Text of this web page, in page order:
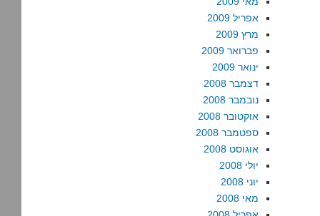
אפריל 2009
מרץ 2009
פברואר 2009
ינואר 2009
דצמבר 2008
נובמבר 2008
אוקטובר 2008
ספטמבר 2008
אוגוסט 2008
יולי 2008
יוני 2008
מאי 2008